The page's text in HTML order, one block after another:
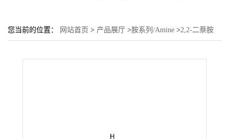
您当前的位置： 网站首页 > 产品展厅 >胺系列/Amine >2,2-二萘胺